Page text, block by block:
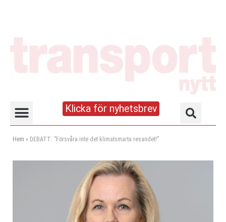
Klicka för nyhetsbrev
Hem » DEBATT: ”Försvåra inte det klimatsmarta resandet!”